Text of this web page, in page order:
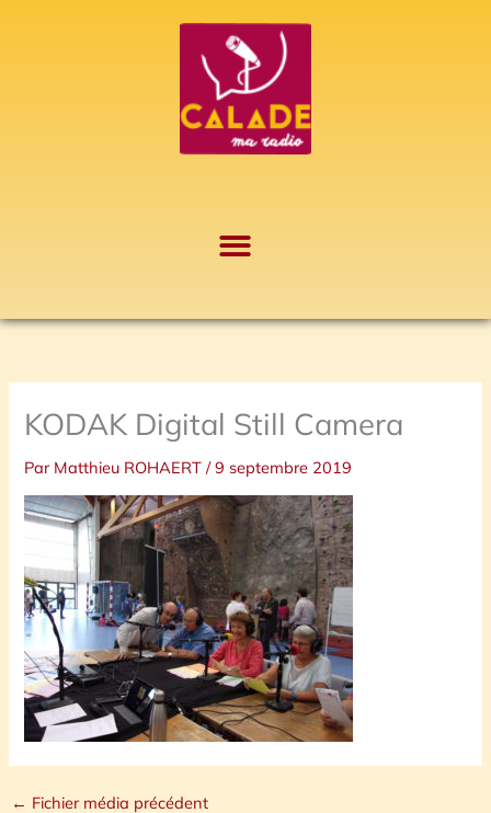
KODAK Digital Still Camera
Par Matthieu ROHAERT/9 septembre 2019
← Fichier média précédent